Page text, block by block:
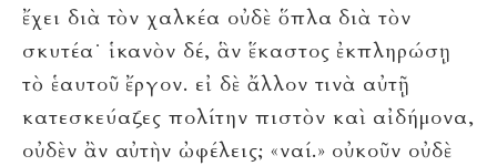
ἔχει διὰ τὸν χαλκέα οὐδὲ ὅπλα διὰ τὸν
σκυτέα˙ ἱκανὸν δέ, ἃν ἕκαστος ἐκπληρώσῃ
τὸ ἑαυτοῦ ἔργον. εἰ δὲ ἄλλον τινὰ αὐτῇ
κατεσκεύαζες πολίτην πιστὸν καὶ αἰδήμονα,
οὐδὲν ἂν αὐτὴν ὠφέλεις; «ναί.» οὐκοῦν οὐδὲ